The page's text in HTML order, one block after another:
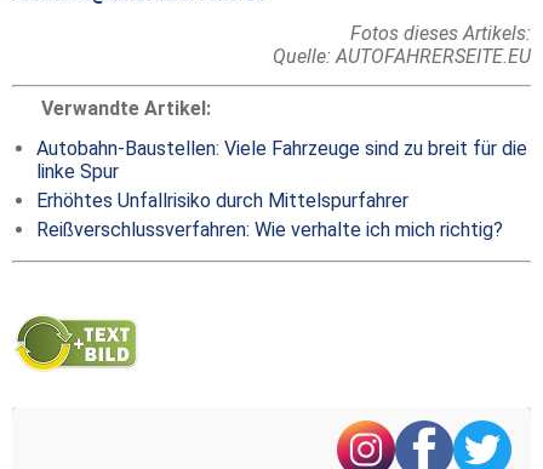
Fotos dieses Artikels:
Quelle: AUTOFAHRERSEITE.EU
Verwandte Artikel:
Autobahn-Baustellen: Viele Fahrzeuge sind zu breit für die
linke Spur
Erhöhtes Unfallrisiko durch Mittelspurfahrer
Reißverschlussverfahren: Wie verhalte ich mich richtig?